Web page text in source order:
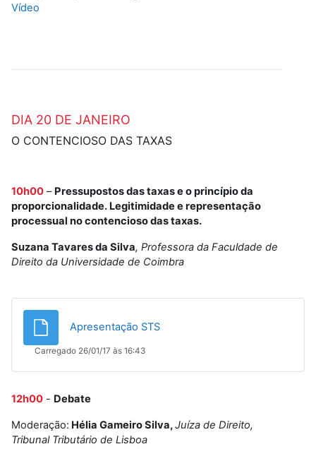
Vídeo
DIA 20 DE JANEIRO
O CONTENCIOSO DAS TAXAS
10h00 – Pressupostos das taxas e o princípio da
proporcionalidade. Legitimidade e representação
processual no contencioso das taxas.
Suzana Tavares da Silva, Professora da Faculdade de
Direito da Universidade de Coimbra
Apresentação STSFicheiro
Carregado 26/01/17 às 16:43
12h00 - Debate
Moderação: Hélia Gameiro Silva,Juíza de Direito,
Tribunal Tributário de Lisboa